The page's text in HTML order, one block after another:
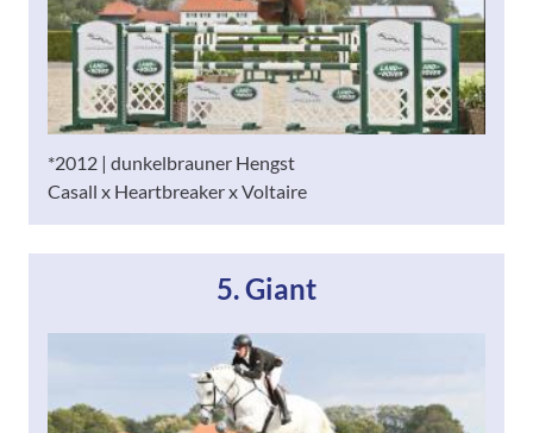
*2012 | dunkelbrauner Hengst
Casall x Heartbreaker x Voltaire
5. Giant